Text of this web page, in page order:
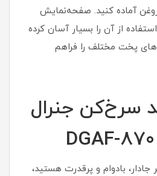
آماده کنید. صفحه‌نمایش
از آن را بسیار آسان کرده
پخت مختلف را فراهم
سرخ‌کن جنرال
جادار، بادوام و پرقدرت هستید،